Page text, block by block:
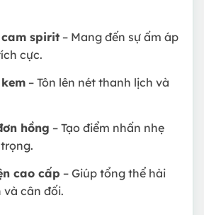
spirit– Mang đến sự ấm áp
cực.
– Tôn lên nét thanh lịch và
hồng – Tạo điểm nhấn nhẹ
cao cấp – Giúp tổng thể hài
và cân đối.